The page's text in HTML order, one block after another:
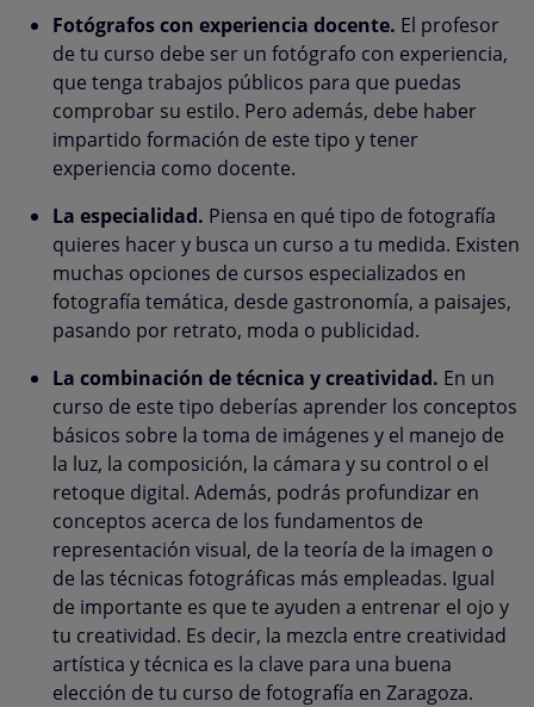
Fotógrafos con experiencia docente. El profesor
de tu curso debe ser un fotógrafo con experiencia,
que tenga trabajos públicos para que puedas
comprobar su estilo. Pero además, debe haber
impartido formación de este tipo y tener
experiencia como docente.
La especialidad. Piensa en qué tipo de fotografía
quieres hacer y busca un curso a tu medida. Existen
muchas opciones de cursos especializados en
fotografía temática, desde gastronomía, a paisajes,
pasando por retrato, moda o publicidad.
La combinación de técnica y creatividad. En un
curso de este tipo deberías aprender los conceptos
básicos sobre la toma de imágenes y el manejo de
la luz, la composición, la cámara y su control o el
retoque digital. Además, podrás profundizar en
conceptos acerca de los fundamentos de
representación visual, de la teoría de la imagen o
de las técnicas fotográficas más empleadas. Igual
de importante es que te ayuden a entrenar el ojo y
tu creatividad. Es decir, la mezcla entre creatividad
artística y técnica es la clave para una buena
elección de tu curso de fotografía en Zaragoza.